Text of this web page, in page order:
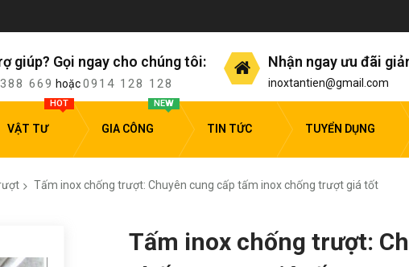
giúp? Gọi ngay cho chúng tôi:
669 hoặc0914 128 128
Nhận ngay ưu đãi
inoxtantien@gmail.com
VẬT TƯ
HOT
GIA CÔNG
NEW
TIN TỨC TUYỂN DỤNG
Tấm inox chống trượt: Chuyên cung cấp tấm inox chống trượt giá tốt
Tấm inox chống trượt: